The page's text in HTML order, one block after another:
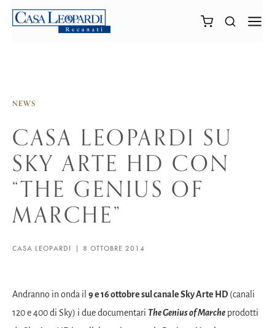
NEWS
CASA LEOPARDI SU
SKY ARTE HD CON
“THE GENIUS OF
MARCHE”
CASA LEOPARDI 8 OTTOBRE 2014
Andranno in onda il 9 e 16 ottobre sul canale Sky Arte HD (canali
120 e 400 di Sky) i due documentari The Genius of Marche prodotti